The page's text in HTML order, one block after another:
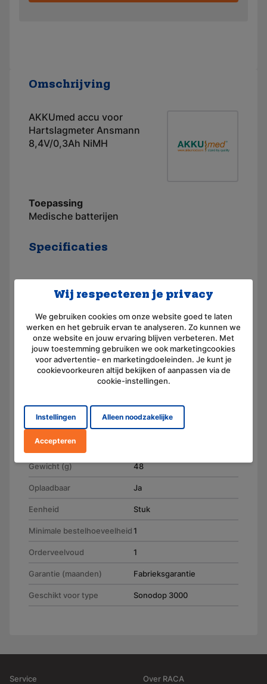
Omschrijving
AKKUmed accu voor
Hartslagmeter Ansmann
8,4V/0,3Ah NiMH
Toepassing
Medische batterijen
Specificaties
Geschikt voor merk Ansmann
Artikelnummer 110526
Voltage (V) 8,4
Chemie Nikkel-Metaal-Hydride
Gewicht (g) 48
Oplaadbaar Ja
Eenheid Stuk
Minimale bestelhoeveelheid1
Orderveelvoud 1
Garantie (maanden) Fabrieksgarantie
Geschikt voor type Sonodop 3000
Wij respecteren je privacy
We gebruiken cookies om onze website goed te laten
werken en het gebruik ervan te analyseren. Zo kunnen we
onze website en jouw ervaring blijven verbeteren. Met
jouw toestemming gebruiken we ook marketingcookies
voor advertentie- en marketingdoeleinden. Je kunt je
cookievoorkeuren altijd bekijken of aanpassen via de
cookie-instellingen.
Instellingen Alleen noodzakelijke
Accepteren
Service
Over RACA